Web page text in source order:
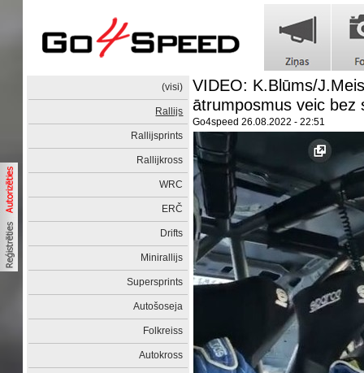
(visi)
Rallijs
Rallijsprints
Rallijkross
WRC
ERČ
Drifts
Minirallijs
Supersprints
Autošoseja
Folkreiss
Autokross
VIDEO: K.Blūms/
ātrumposmus veic bez
Go4speed 26.08.2022 - 22:51